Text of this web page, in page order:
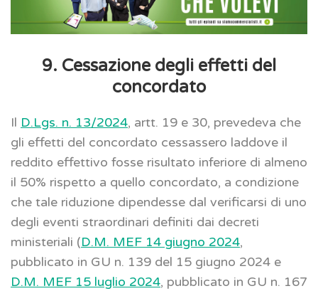
9. Cessazione degli effetti del
concordato
Il D.Lgs. n. 13/2024, artt. 19 e 30, prevedeva che
gli effetti del concordato cessassero laddove il
reddito effettivo fosse risultato inferiore di almeno
il 50% rispetto a quello concordato, a condizione
che tale riduzione dipendesse dal verificarsi di uno
degli eventi straordinari definiti dai decreti
ministeriali (D.M. MEF 14 giugno 2024,
pubblicato in GU n. 139 del 15 giugno 2024 e
D.M. MEF 15 luglio 2024, pubblicato in GU n. 167